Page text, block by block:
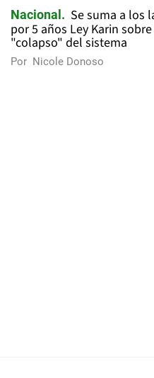
Nacional
Se suma a los
por 5 años Ley Karin
"colapso" del sistema
Por Nicole Donoso